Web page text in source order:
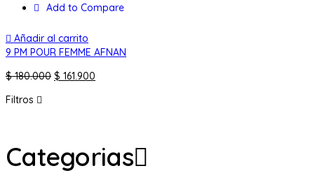
Add to Compare
Añadir al carrito
9 PM POUR FEMME AFNAN
$180.000 El
$ 161.900
Filtros
Categorias